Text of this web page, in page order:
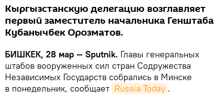
Кыргызстанскую делегацию возглавляет
первый заместитель начальника Генштаба
Кубанычбек Орозматов.
БИШКЕК, 28 мар — Sputnik. Главы генеральных
штабов вооруженных сил стран Содружества
Независимых Государств собрались в Минске
в понедельник, сообщает Russia Today .